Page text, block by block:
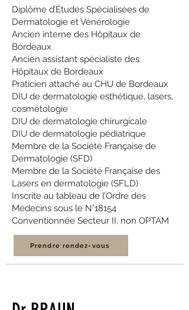
Diplôme d’Études Spécialisées de
Dermatologie et Vénérologie
Ancien interne des Hôpitaux de
Bordeaux
Ancien assistant spécialiste des
Hôpitaux de Bordeaux
Praticien attaché au CHU de Bordeaux
DIU de dermatologie esthétique, lasers,
cosmétologie
DIU de dermatologie chirurgicale
DIU de dermatologie pédiatrique
Membre de la Société Française de
Dermatologie (SFD)
Membre de la Société Française des
Lasers en dermatologie (SFLD)
Inscrite au tableau de l’Ordre des
Médecins sous le N°18154
Conventionnée Secteur II, non OPTAM
Prendre rendez-vous